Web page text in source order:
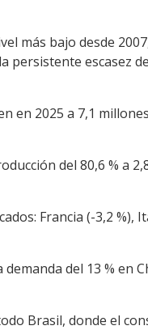
más bajo desde
persistente escasez
en 2025 a 7,1
del 80,6 % a
Francia (-3,2 %),
del 13 % en
Brasil, donde el